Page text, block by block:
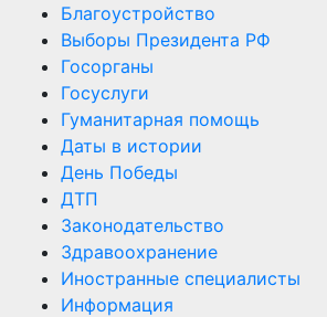
Благоустройство
Выборы Президента РФ
Госорганы
Госуслуги
Гуманитарная помощь
Даты в истории
День Победы
ДТП
Законодательство
Здравоохранение
Иностранные специалисты
Информация